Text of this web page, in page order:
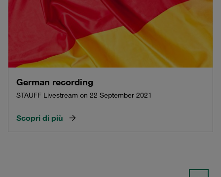
German recording
STAUFF Livestream on 22 September 2021
Scopri di più